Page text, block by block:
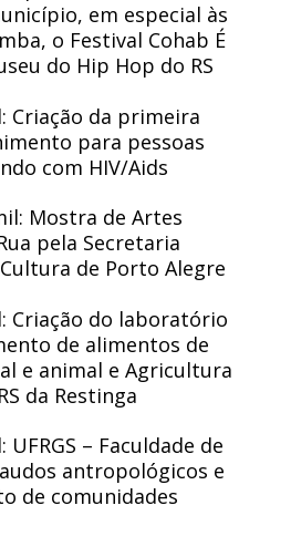
em especial às
o Festival Cohab É
do Hip Hop do RS
Criação da primeira
para pessoas
com HIV/Aids
Mostra de Artes
pela Secretaria
de Porto Alegre
Criação do laboratório
de alimentos de
e animal e Agricultura
da Restinga
UFRGS – Faculdade de
antropológicos e
de comunidades